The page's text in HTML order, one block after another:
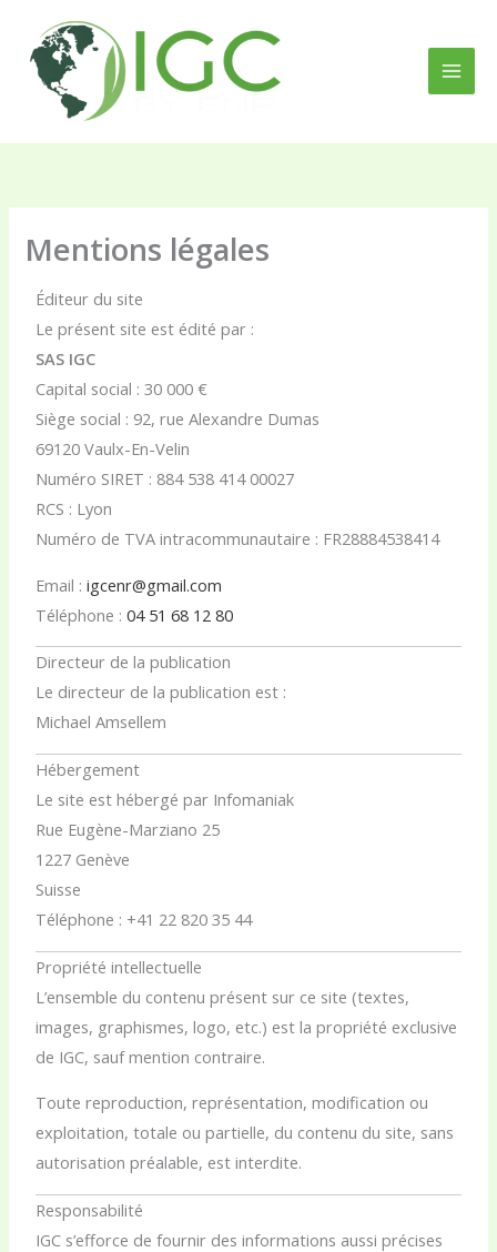
contenu
Mentions légales
Éditeur du site
Le présent site est édité par :
SAS IGC
Capital social : 30 000 €
Siège social : 92, rue Alexandre Dumas
69120 Vaulx-En-Velin
Numéro SIRET : 884 538 414 00027
RCS : Lyon
Numéro de TVA intracommunautaire : FR28884538414
Email :igcenr@gmail.com
Téléphone :04 51 68 12 80
Directeur de la publication
Le directeur de la publication est :
Michael Amsellem
Hébergement
Le site est hébergé par Infomaniak
Rue Eugène-Marziano 25
1227 Genève
Suisse
Téléphone : +41 22 820 35 44
Propriété intellectuelle
L’ensemble du contenu présent sur ce site (textes,
images, graphismes, logo, etc.) est la propriété exclusive
de IGC, sauf mention contraire.
Toute reproduction, représentation, modification ou
exploitation, totale ou partielle, du contenu du site, sans
autorisation préalable, est interdite.
Responsabilité
IGC s’efforce de fournir des informations aussi précises